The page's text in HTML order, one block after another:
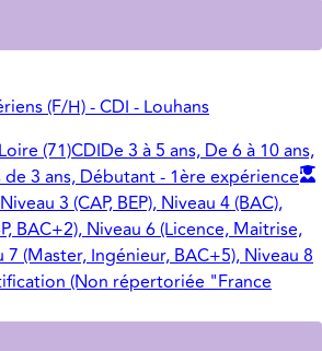
(F/H) - CDI - Louhans
(71)CDIDe 3 à 5 ans, De 6 à 10 ans,
de 3 ans, Débutant - 1ère expérience
3 (CAP, BEP), Niveau 4 (BAC),
BAC+2), Niveau 6 (Licence, Maitrise,
7 (Master, Ingénieur, BAC+5), Niveau 8
(Non répertoriée "France